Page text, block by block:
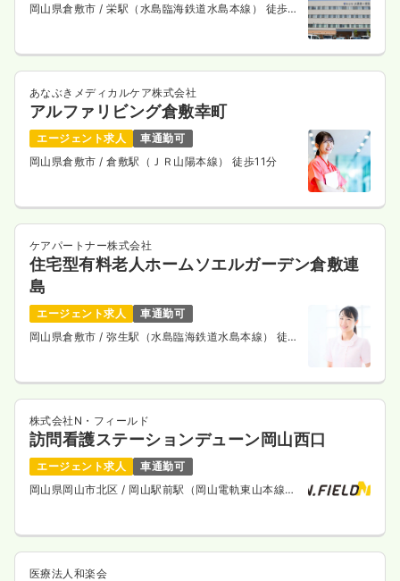
岡山県倉敷市 / 栄駅（水島臨海鉄道水島本線） 徒歩
あなぶきメディカルケア株式会社
アルファリビング倉敷幸町
エージェント求人
車通勤可
岡山県倉敷市 / 倉敷駅（ＪＲ山陽本線） 徒歩11分
ケアパートナー株式会社
住宅型有料老人ホームソエルガーデン倉敷連
島
エージェント求人
車通勤可
岡山県倉敷市 / 弥生駅（水島臨海鉄道水島本線） 徒歩
株式会社N・フィールド
訪問看護ステーションデューン岡山西口
エージェント求人
車通勤可
岡山県岡山市北区 / 岡山駅前駅（岡山電軌東山本線）
医療法人和楽会